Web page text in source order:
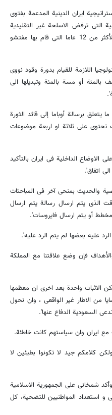
ایران الدینیة المدعمة بفتوی
التی ترفض الاسلحة غیر التقلیدیة
اضافة الی واقع المنطقة وکذلک عملیات التفتیش القانونیة الدائمة والمستمرة لأکثر من 12 عاما التی قام بها مفتشو
اللازمة للقیام بدورة وقود نووی
أو مسة بالمئة وتبدیلها الی
برسالة أوباما إلی قائد الثورة
تحتوی علی ثلاثة او اربعة موضوعات
الداخلیة فی ایران بالتأکید
اتفاق'.
والحدیث بمنحی آخر فی المباحثات
الذی یتم ارسال رسالة یتم ارسال
أو یتم ارسال فایروسات'.
علیه بعضها لم یتم الرد علیه'.
فإن وضع علاقتنا مع المملکة
الاثبات واحدة بعد اخری ان معظمها
من الاطار غیر الواقعی ، وان نحول
السعودیة الدفاع عنها'.
مع ایران وان سیاستهم کانت خاطئة.
کلامکم جید لا تکونوا بطیئین لا
شمخانی علی الجمهوریة الاسلامیة
و استعداد المواطنیین للتضحیة، کل